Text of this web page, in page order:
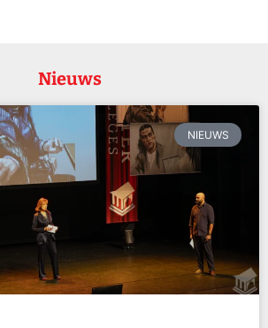
Nieuws
NIEUWS